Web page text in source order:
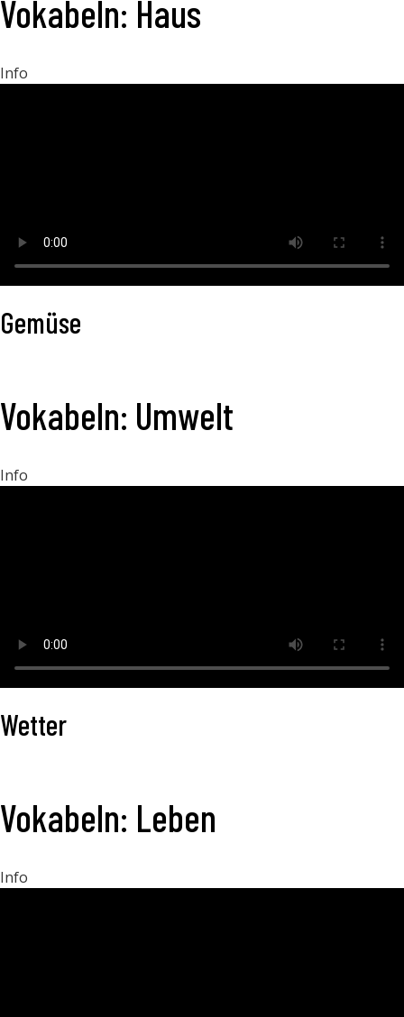
Vokabeln: Haus
Info
Gemüse
Vokabeln: Umwelt
Info
Wetter
Vokabeln: Leben
Info